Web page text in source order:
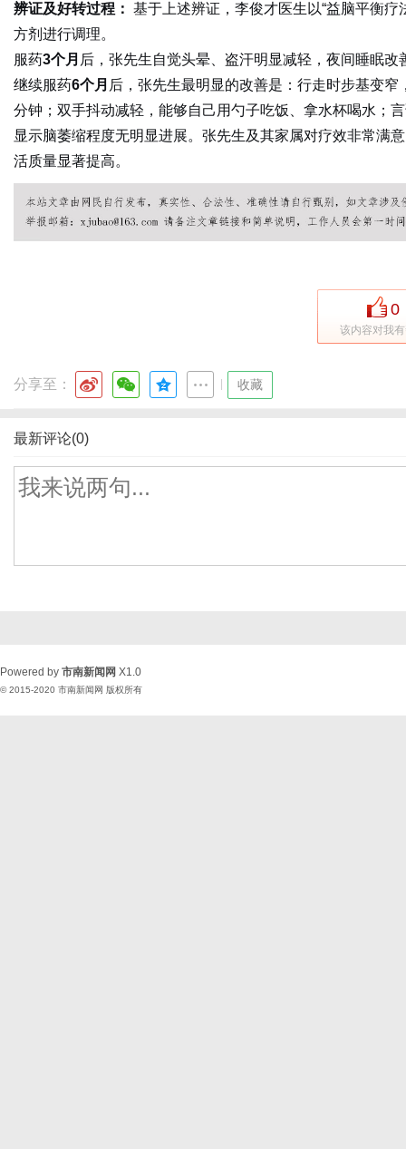
辨证及好转过程： 基于上述辨证，李俊才医生以“益脑平衡疗
方剂进行调理。
服药3个月 后，张先生自觉头晕、盗汗明显减轻，夜间睡眠
继续服药6个月 后，张先生最明显的改善是：行走时步基变
分钟；双手抖动减轻，能够自己用勺子吃饭、拿水杯喝水；
显示脑萎缩程度无明显进展。张先生及其家属对疗效非常满
活质量显著提高。
0
该内容对我
分享至： 收藏
最新评论(0)
Powered by 市南新闻网 X1.0
© 2015-2020 市南新闻网 版权所有